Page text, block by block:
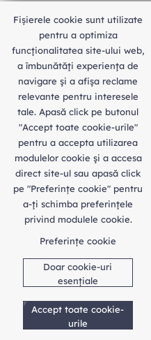
An unexpected
Fișierele cookie sunt utilizate
pentru a optimiza
funcţionalitatea site-ului web,
a îmbunătăţi experienţa de
navigare şi a afişa reclame
relevante pentru interesele
tale. Apasă click pe butonul
"Accept toate cookie-urile"
pentru a accepta utilizarea
modulelor cookie şi a accesa
direct site-ul sau apasă click
pe "Preferințe cookie" pentru
a-ţi schimba preferinţele
privind modulele cookie.
Preferințe cookie
Doar cookie-uri
esențiale
Accept toate cookie-
urile